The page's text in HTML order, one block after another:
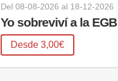
Del08-08-2026 al 18-12-2026
Yo sobreviví a la EGB
Desde 3,00€